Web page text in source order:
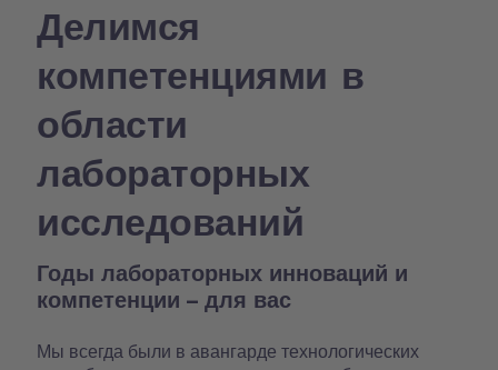
Делимся
компетенциями в
области
лабораторных
исследований
Годы лабораторных инноваций и
компетенции – для вас
Мы всегда были в авангарде технологических